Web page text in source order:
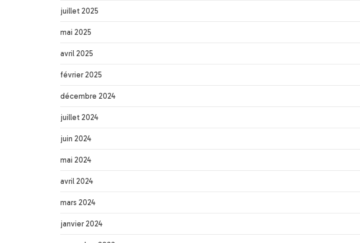
juillet 2025
mai 2025
avril 2025
février 2025
décembre 2024
juillet 2024
juin 2024
mai 2024
avril 2024
mars 2024
janvier 2024